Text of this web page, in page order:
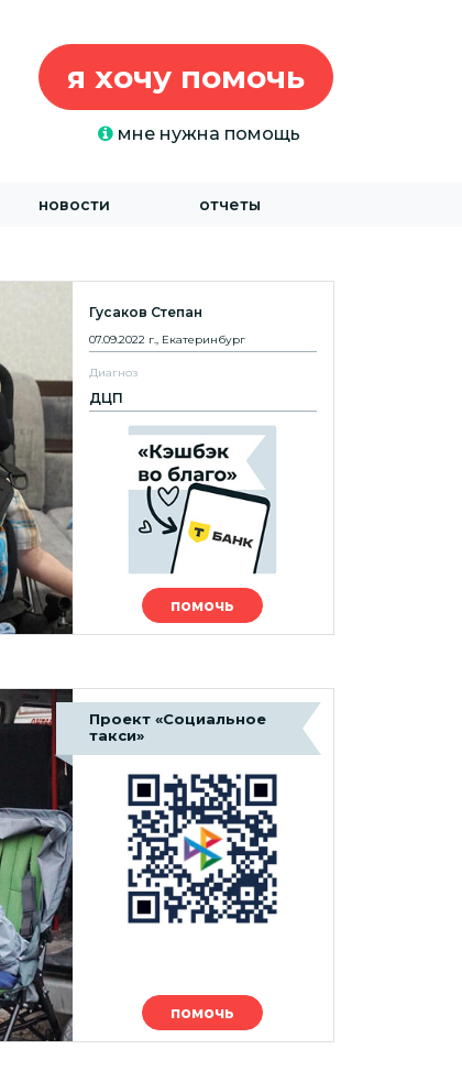
я хочу помочь
мне нужна помощь
новости отчеты
Гусаков Степан
07.09.2022 г., Екатеринбург
Диагноз
ДЦП
помочь
Проект «Социальное
такси»
помочь